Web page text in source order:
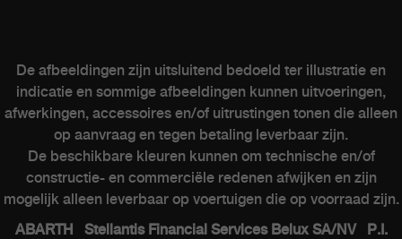
Naverkoop
Contacteer een verkooppunt
ABARTH WERELD
De afbeeldingen zijn uitsluitend bedoeld ter illustratie en
indicatie en sommige afbeeldingen kunnen uitvoeringen,
afwerkingen, accessoires en/of uitrustingen tonen die alleen
op aanvraag en tegen betaling leverbaar zijn.
De beschikbare kleuren kunnen om technische en/of
constructie- en commerciële redenen afwijken en zijn
mogelijk alleen leverbaar op voertuigen die op voorraad zijn.
ABARTH Stellantis Financial Services Belux SA/NV P.I.